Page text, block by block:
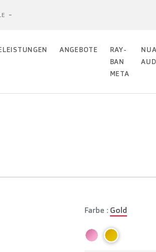
ANGEBOTE
RAY-
BAN
META
Farbe : Gold